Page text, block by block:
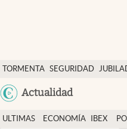
TORMENTA SEGURIDAD
Actualidad
Economía y finanzas
Política
Actualidad
ULTIMAS
ECONOMÍA
IBEX